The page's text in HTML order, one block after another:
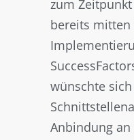
zum
bereits
wünschte
Anbindung an